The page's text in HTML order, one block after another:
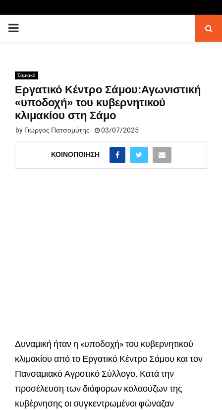
PRIMARY
Σαμιακά
Εργατικό Κέντρο Σάμου:Αγωνιστική
«υποδοχή» του κυβερνητικού
κλιμακίου στη Σάμο
by Γιώργος Πατσομύτης 03/07/2025
ΚΟΙΝΟΠΟΊΗΣΗ
Δυναμική ήταν η «υποδοχή» του κυβερνητικού
κλιμακίου από το Εργατικό Κέντρο Σάμου και τον
Πανσαμιακό Αγροτικό Σύλλογο. Κατά την
προσέλευση των διάφορων κολαούζων της
κυβέρνησης οι συγκεντρωμένοι φώναζαν